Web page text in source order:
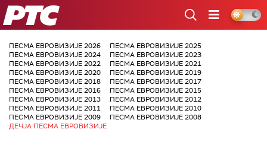
РТС
ПЕСМА ЕВРОВИЗИЈЕ 2026
ПЕСМА ЕВРОВИЗИЈЕ 2025
ПЕСМА ЕВРОВИЗИЈЕ 2024
ПЕСМА ЕВРОВИЗИЈЕ 2023
ПЕСМА ЕВРОВИЗИЈЕ 2022
ПЕСМА ЕВРОВИЗИЈЕ 2021
ПЕСМА ЕВРОВИЗИЈЕ 2020
ПЕСМА ЕВРОВИЗИЈЕ 2019
ПЕСМА ЕВРОВИЗИЈЕ 2018
ПЕСМА ЕВРОВИЗИЈЕ 2017
ПЕСМА ЕВРОВИЗИЈЕ 2016
ПЕСМА ЕВРОВИЗИЈЕ 2015
ПЕСМА ЕВРОВИЗИЈЕ 2013
ПЕСМА ЕВРОВИЗИЈЕ 2012
ПЕСМА ЕВРОВИЗИЈЕ 2011
ПЕСМА ЕВРОВИЗИЈЕ 2010
ПЕСМА ЕВРОВИЗИЈЕ 2009
ПЕСМА ЕВРОВИЗИЈЕ 2008
ДЕЧЈА ПЕСМА ЕВРОВИЗИЈЕ